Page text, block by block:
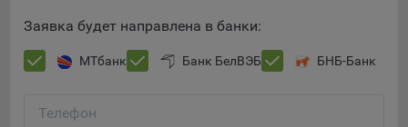
Сохранить мои изменения
Заявка будет направлена в банки:
МТбанк Банк БелВЭБ БНБ-Банк
Телефон